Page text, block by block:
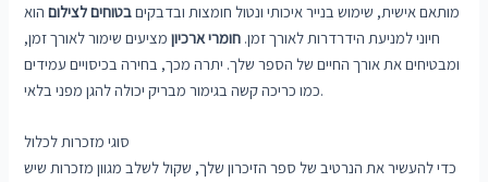
מותאם אישית, שימוש בנייר איכותי ונטול חומצות ובדבקיםבטוחים לצילוםהוא
חיוני למניעת הידרדרות לאורך זמן. חומרי ארכיוןמציעים שימור לאורך זמן,
ומבטיחים את אורך החיים של הספר שלך. יתרה מכך, בחירה בכיסויים עמידים
כמו כריכה קשה בגימור מבריק יכולה להגן מפני בלאי.
סוגי מזכרות לכלול
כדי להעשיר את הנרטיב של ספר הזיכרון שלך, שקול לשלב מגוון מזכרות שיש